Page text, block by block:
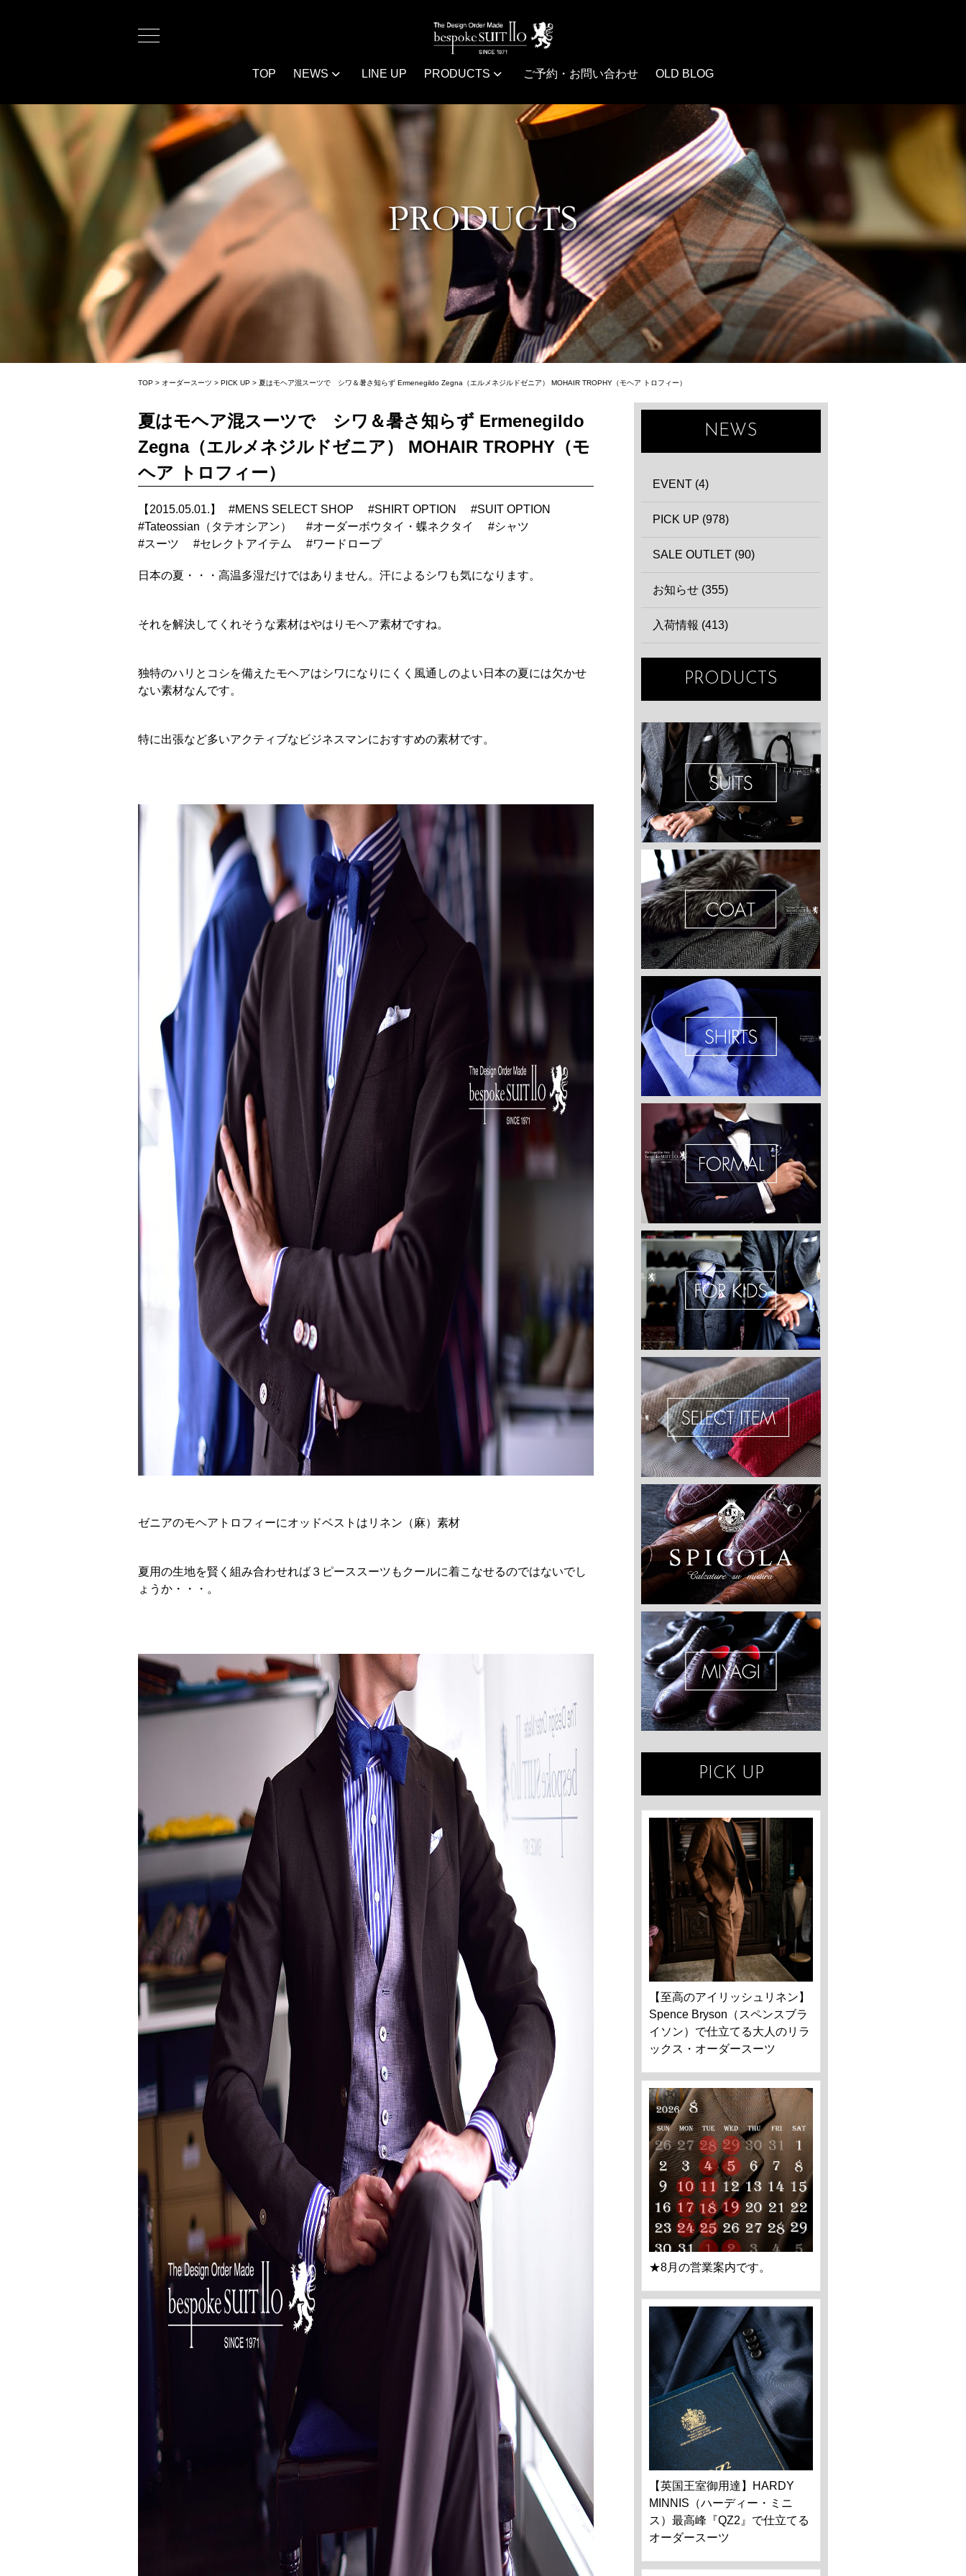
TOP NEWS LINE UP PRODUCTS ご予約・お問い合わせ OLD BLOG
TOP > オーダースーツ > PICK UP > 夏はモヘア混スーツで シワ＆暑さ知らず Ermenegildo Zegna（エルメネジルドゼニア） MOHAIR TROPHY（モヘア トロフィー）
夏はモヘア混スーツで シワ＆暑さ知らず Ermenegildo
Zegna（エルメネジルドゼニア） MOHAIR TROPHY（モ
ヘア トロフィー）
【2015.05.01.】 #MENS SELECT SHOP #SHIRT OPTION #SUIT OPTION
#Tateossian（タテオシアン） #オーダーボウタイ・蝶ネクタイ #シャツ
#スーツ #セレクトアイテム #ワードロープ
日本の夏・・・高温多湿だけではありません。汗によるシワも気になります。
それを解決してくれそうな素材はやはりモヘア素材ですね。
独特のハリとコシを備えたモヘアはシワになりにくく風通しのよい日本の夏には欠かせ
ない素材なんです。
特に出張など多いアクティブなビジネスマンにおすすめの素材です。
ゼニアのモヘアトロフィーにオッドベストはリネン（麻）素材
夏用の生地を賢く組み合わせれば３ピーススーツもクールに着こなせるのではないでし
ょうか・・・。
NEWS
EVENT (4)
PICK UP (978)
SALE OUTLET (90)
お知らせ (355)
入荷情報 (413)
PRODUCTS
PICK UP
【至高のアイリッシュリネン】
Spence Bryson（スペンスブラ
イソン）で仕立てる大人のリラ
ックス・オーダースーツ
★8月の営業案内です。
【英国王室御用達】HARDY
MINNIS（ハーディー・ミニ
ス）最高峰『QZ2』で仕立てる
オーダースーツ